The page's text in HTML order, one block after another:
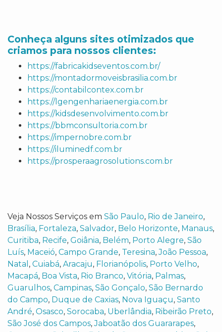
Conheça alguns sites otimizados que
criamos para nossos clientes:
https://fabricakidseventos.com.br/
https://montadormoveisbrasilia.com.br
https://contabilcontex.com.br
https://lgengenhariaenergia.com.br
https://kidsdesenvolvimento.com.br
https://bbmconsultoria.com.br
https://impernobre.com.br
https://iluminedf.com.br
https://prosperaagrosolutions.com.br
Veja Nossos Serviços em São Paulo, Rio de Janeiro,
Brasília, Fortaleza, Salvador, Belo Horizonte, Manaus,
Curitiba, Recife, Goiânia, Belém, Porto Alegre, São
Luís, Maceió, Campo Grande, Teresina,João Pessoa,
Natal , Cuiabá, Aracaju, Florianópolis, Porto Velho,
Macapá, Boa Vista, Rio Branco, Vitória, Palmas,
Guarulhos, Campinas, São Gonçalo, São Bernardo
do Campo, Duque de Caxias, Nova Iguaçu, Santo
André, Osasco, Sorocaba, Uberlândia, Ribeirão Preto,
São José dos Campos,Jaboatão dos Guararapes,